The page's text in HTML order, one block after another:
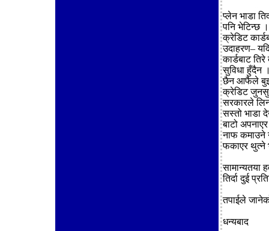
प्लेन भाडा
पनि भेटिन्छ
क्रेडिट
उदाहरण–
कार्डबाट
सुविधा हुँदैन
छैन आफैले
क्रेडिट जुनसुकै
सरकारले
सस्तो भाडा
बाटो
नाफ कमाउने
फकाएर थुत्ने
सामान्यतया
तिर्दा दुई
तपाईले
धन्यबाद